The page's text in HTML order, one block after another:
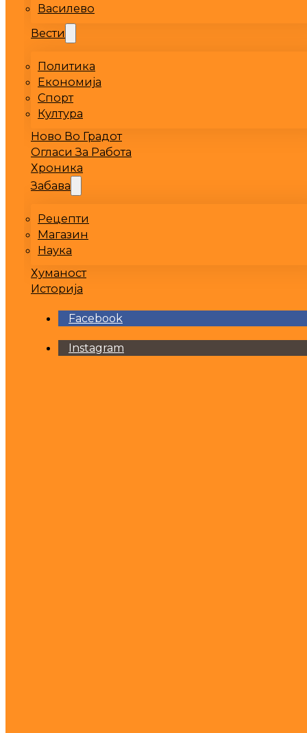
Василево
Вести
Политика
Економија
Спорт
Култура
Ново Во Градот
Огласи За Работа
Хроника
Забава
Рецепти
Магазин
Наука
Хуманост
Историја
Facebook
Instagram